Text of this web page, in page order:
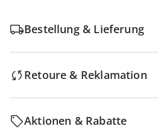
Bestellung & Lieferung
Retoure & Reklamation
Aktionen & Rabatte